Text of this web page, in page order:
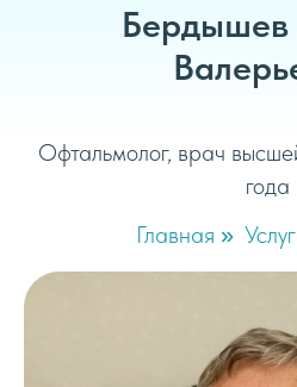
Бердышев
Офтальмолог, врач
года
Главная »